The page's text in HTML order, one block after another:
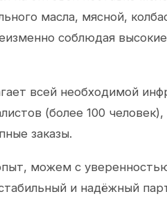
масла, мясной,
соблюдая
всей необходимой
(более 100
заказы.
можем с
и надёжный